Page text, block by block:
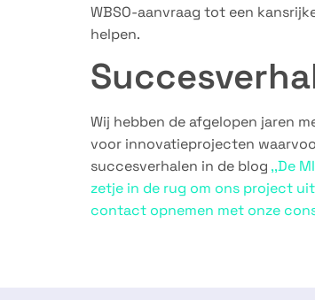
WBSO-aanvraag tot een
helpen.
Wij hebben de afgelopen jaren
voor innovatieprojecten
succesverhalen in de blog ,,De
zetje in de rug om ons project uit
contact opnemen met onze